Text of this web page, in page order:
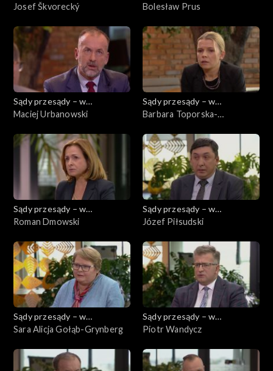
powiększeniu
Josef Škvorecký
powiększeniu
Bolesław Prus
Sądy przesądy – w
powiększeniu
Maciej Urbanowski
Sądy przesądy – w
powiększeniu
Barbara Toporska-
Sądy przesądy – w
powiększeniu
Roman Dmowski
Sądy przesądy – w
powiększeniu
Józef Piłsudski
Sądy przesądy – w
powiększeniu
Sara Alicja Gołąb-Grynberg
Sądy przesądy – w
powiększeniu
Piotr Wandycz